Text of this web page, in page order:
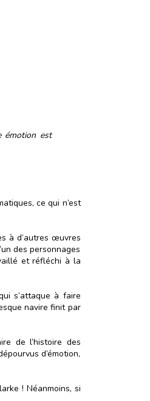
émotion est
ce qui n’est
à d’autres œuvres
des personnages
et réfléchi à la
s’attaque à faire
navire finit par
de l’histoire des
d’émotion,
! Néanmoins, si